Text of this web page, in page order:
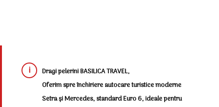
Dragi pelerini BASILICA TRAVEL,
Oferim spre închiriere autocare turistice moderne
Setra și Mercedes, standard Euro 6, ideale pentru